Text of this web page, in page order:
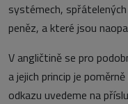
systémech,
peněz, a které jsou
V angličtině se pro
a jejich princip je
odkazu uvedeme na